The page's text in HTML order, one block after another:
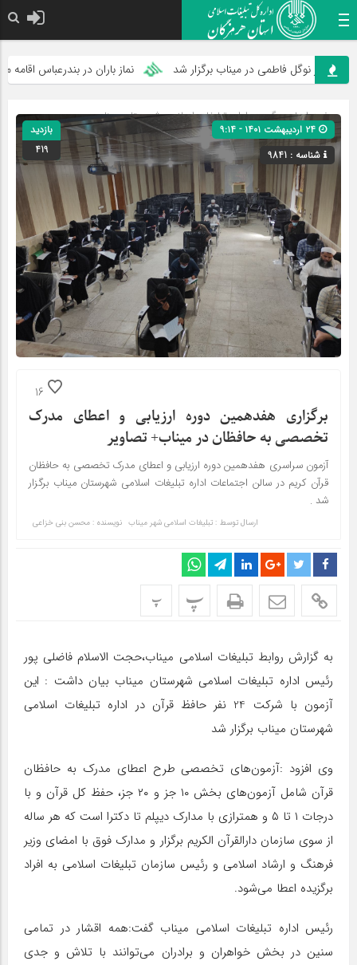
نوگل فاطمی در میناب برگزار شد نماز باران در بندرعباس اقامه می‌شود
صفحه اصلی» گروه »اداره تبلیغات اسلامی شهرستان میناب»
شهرستان ها»گزارش ها
شناسه : 9841
بازدید
419
16
برگزاری هفدهمین دوره ارزیابی و اعطای مدرک
تخصصی به حافظان در میناب+ تصاویر
آزمون سراسری هفدهمین دوره ارزیابی و اعطای مدرک تخصصی به حافظان
قرآن کریم در سالن اجتماعات اداره تبلیغات اسلامی شهرستان میناب برگزار
شد .
ارسال توسط : تبلیغات اسلامی شهر میناب نویسنده : محسن بنی خزاعی
پ پ
به گزارش روابط تبلیغات اسلامی میناب،حجت الاسلام فاضلی پور
رئیس اداره تبلیغات اسلامی شهرستان میناب بیان داشت : این
آزمون با شرکت 24 نفر حافظ قرآن در اداره تبلیغات اسلامی
شهرستان میناب برگزار شد
وی افزود :آزمون‌های تخصصی طرح اعطای مدرک به حافظان
قرآن شامل آزمون‌های بخش ۱۰ جز و ۲۰ جز، حفظ کل قرآن و با
درجات ۱ تا ۵ و همترازی با مدارک دیپلم تا دکترا است که هر ساله
از سوی سازمان دارالقرآن الکریم برگزار و مدارک فوق با امضای وزیر
فرهنگ و ارشاد اسلامی و رئیس سازمان تبلیغات اسلامی به افراد
برگزیده اعطا می‌شود.
رئیس اداره تبلیغات اسلامی میناب گفت:همه اقشار در تمامی
سنین در بخش خواهران و برادران می‌توانند با تلاش و جدی